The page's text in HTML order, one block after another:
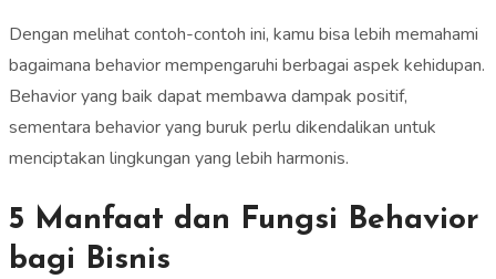
Dengan melihat contoh-contoh ini, kamu bisa lebih memahami
bagaimana behavior mempengaruhi berbagai aspek kehidupan.
Behavior yang baik dapat membawa dampak positif,
sementara behavior yang buruk perlu dikendalikan untuk
menciptakan lingkungan yang lebih harmonis.
5 Manfaat dan Fungsi Behavior
bagi Bisnis